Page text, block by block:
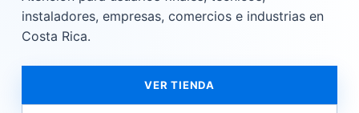
instaladores, empresas, comercios e industrias en
Costa Rica.
VER TIENDA